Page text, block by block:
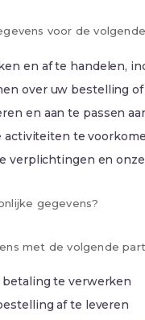
voor de
en af te handelen,
over uw bestelling
en aan te passen
activiteiten te
verplichtingen en
gegevens?
met de volgende
te verwerken
af te leveren